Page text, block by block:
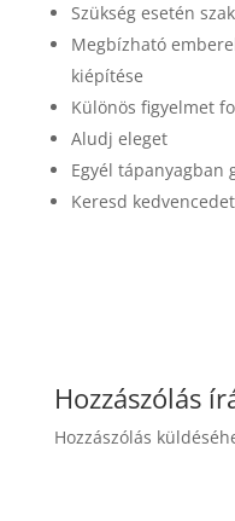
Szükség esetén
Megbízható
kiépítése
Különös figyelmet
Aludj eleget
Egyél tápanyagban
Keresd
Hozzászólás
Hozzászólás